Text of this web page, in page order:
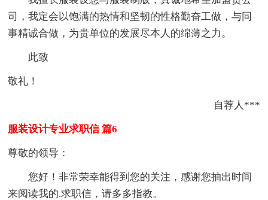
司，我定会以饱满的热情和坚韧的性格勤奋工做，与同
事精诚合做，为贵单位的发展尽本人的绵薄之力。
此致
敬礼！
自荐人***
服装设计专业求职信 篇6
尊敬的领导：
您好！非常荣幸能得到您的关注，感谢您抽出时间
来阅读我的.求职信，请多多指教。